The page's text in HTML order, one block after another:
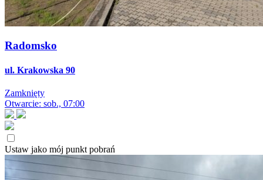
Radomsko
ul. Krakowska 90
Zamknięty
Otwarcie: sob., 07:00
Ustaw jako mój punkt pobrań